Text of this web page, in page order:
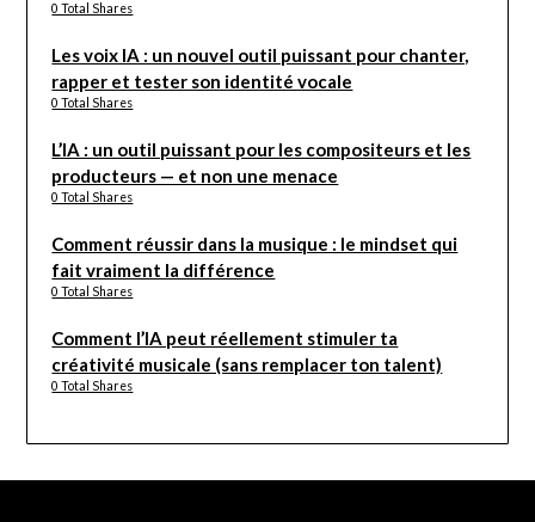
0 Total Shares
Les voix IA : un nouvel outil puissant pour chanter,
rapper et tester son identité vocale
0 Total Shares
L’IA : un outil puissant pour les compositeurs et les
producteurs — et non une menace
0 Total Shares
Comment réussir dans la musique : le mindset qui
fait vraiment la différence
0 Total Shares
Comment l’IA peut réellement stimuler ta
créativité musicale (sans remplacer ton talent)
0 Total Shares